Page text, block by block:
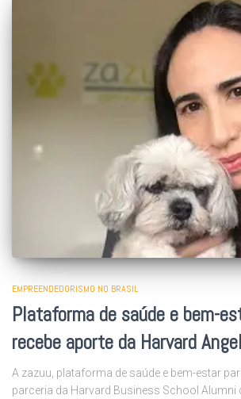
EMPREENDEDORISMO NO BRASIL
Plataforma de saúde e bem-
recebe aporte da Harvard
A zazuu, plataforma de saúde e bem-estar
parceria da Harvard Business School Alumni